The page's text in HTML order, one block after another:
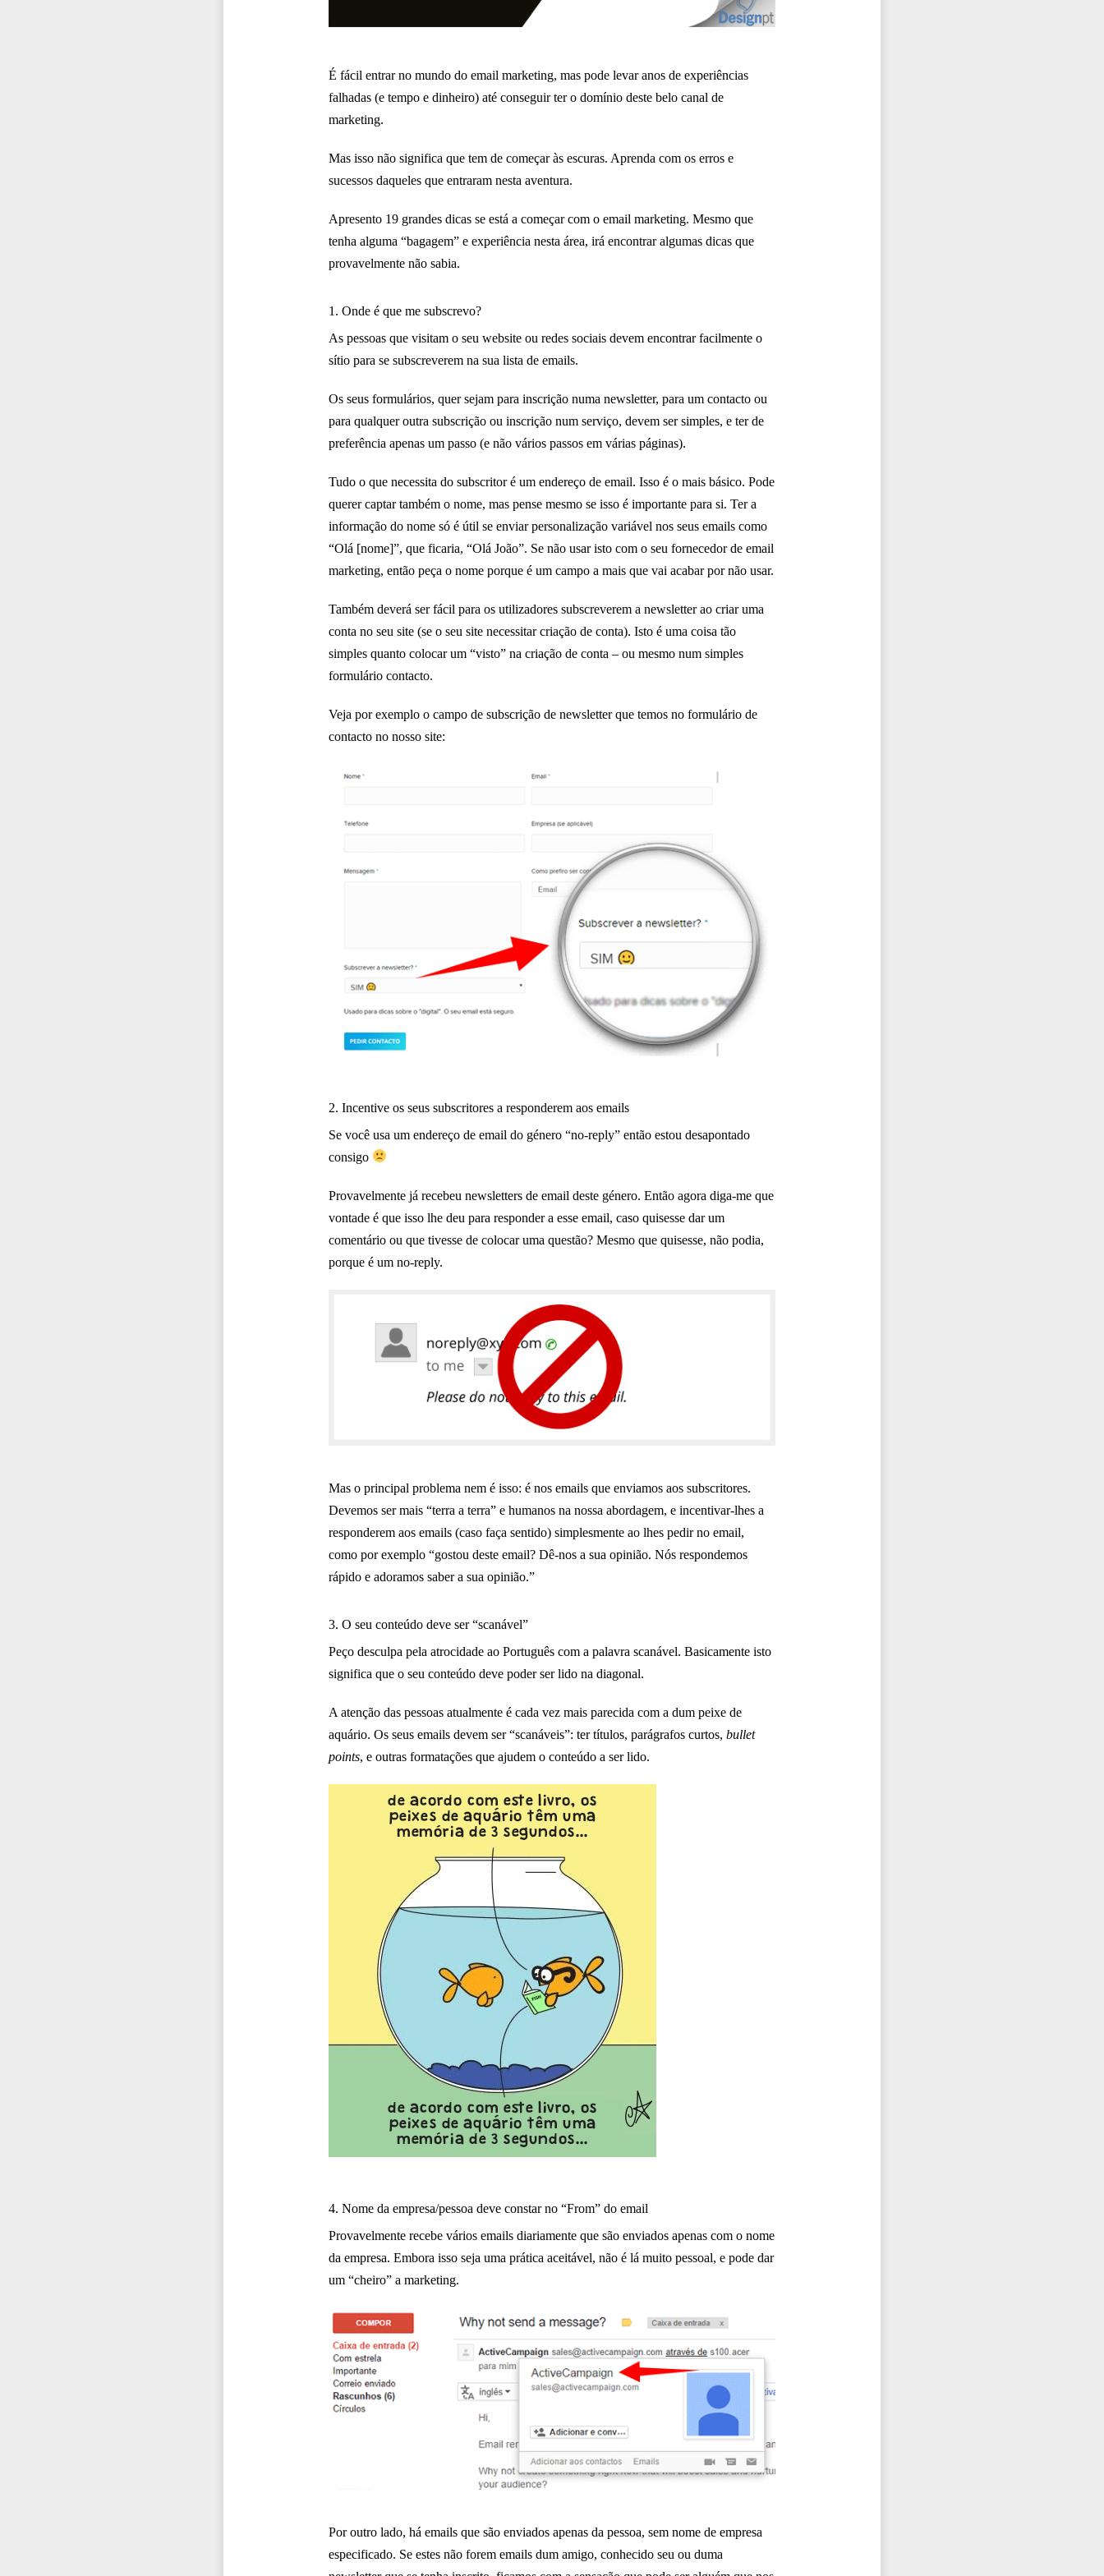
É fácil entrar no mundo do email marketing, mas pode levar anos de experiências
falhadas (e tempo e dinheiro) até conseguir ter o domínio deste belo canal de
marketing.
Mas isso não significa que tem de começar às escuras. Aprenda com os erros e
sucessos daqueles que entraram nesta aventura.
Apresento 19 grandes dicas se está a começar com o email marketing. Mesmo que
tenha alguma “bagagem” e experiência nesta área, irá encontrar algumas dicas que
provavelmente não sabia.
1. Onde é que me subscrevo?
As pessoas que visitam o seu website ou redes sociais devem encontrar facilmente o
sítio para se subscreverem na sua lista de emails.
Os seus formulários, quer sejam para inscrição numa newsletter, para um contacto ou
para qualquer outra subscrição ou inscrição num serviço, devem ser simples, e ter de
preferência apenas um passo (e não vários passos em várias páginas).
Tudo o que necessita do subscritor é um endereço de email. Isso é o mais básico. Pode
querer captar também o nome, mas pense mesmo se isso é importante para si. Ter a
informação do nome só é útil se enviar personalização variável nos seus emails como
“Olá [nome]”, que ficaria, “Olá João”. Se não usar isto com o seu fornecedor de email
marketing, então peça o nome porque é um campo a mais que vai acabar por não usar.
Também deverá ser fácil para os utilizadores subscreverem a newsletter ao criar uma
conta no seu site (se o seu site necessitar criação de conta). Isto é uma coisa tão
simples quanto colocar um “visto” na criação de conta – ou mesmo num simples
formulário contacto.
Veja por exemplo o campo de subscrição de newsletter que temos no formulário de
contacto no nosso site:
2. Incentive os seus subscritores a responderem aos emails
Se você usa um endereço de email do género “no-reply” então estou desapontado
consigo
Provavelmente já recebeu newsletters de email deste género. Então agora diga-me que
vontade é que isso lhe deu para responder a esse email, caso quisesse dar um
comentário ou que tivesse de colocar uma questão? Mesmo que quisesse, não podia,
porque é um no-reply.
Mas o principal problema nem é isso: é nos emails que enviamos aos subscritores.
Devemos ser mais “terra a terra” e humanos na nossa abordagem, e incentivar-lhes a
responderem aos emails (caso faça sentido) simplesmente ao lhes pedir no email,
como por exemplo “gostou deste email? Dê-nos a sua opinião. Nós respondemos
rápido e adoramos saber a sua opinião.”
3. O seu conteúdo deve ser “scanável”
Peço desculpa pela atrocidade ao Português com a palavra scanável. Basicamente isto
significa que o seu conteúdo deve poder ser lido na diagonal.
A atenção das pessoas atualmente é cada vez mais parecida com a dum peixe de
aquário. Os seus emails devem ser “scanáveis”: ter títulos, parágrafos curtos, bullet
points, e outras formatações que ajudem o conteúdo a ser lido.
4. Nome da empresa/pessoa deve constar no “From” do email
Provavelmente recebe vários emails diariamente que são enviados apenas com o nome
da empresa. Embora isso seja uma prática aceitável, não é lá muito pessoal, e pode dar
um “cheiro” a marketing.
Por outro lado, há emails que são enviados apenas da pessoa, sem nome de empresa
especificado. Se estes não forem emails dum amigo, conhecido seu ou duma